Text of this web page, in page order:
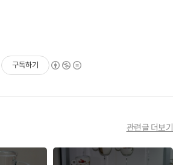
구독하기
관련글 더보기